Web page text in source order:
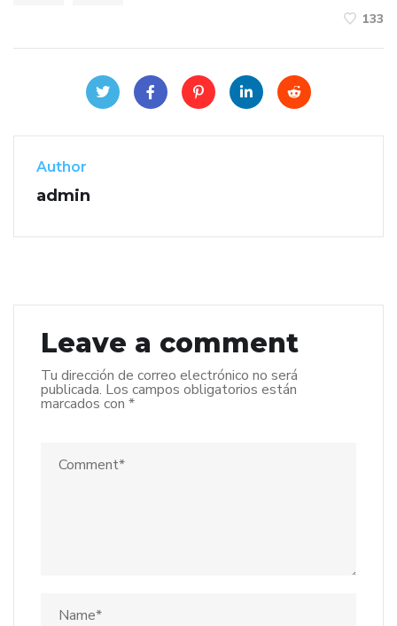
133
Author
admin
Leave a comment
Tu dirección de correo electrónico no será
publicada. Los campos obligatorios están
marcados con *